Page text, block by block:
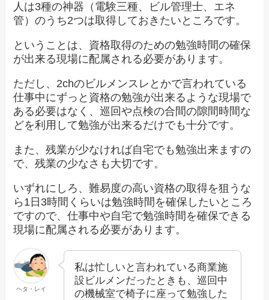
人は3種の神器（電験三種、ビル管理士、エネ
管）のうち2つは取得しておきたいところです。
ということは、資格取得のための勉強時間の確保
が出来る現場に配属される必要があります。
ただし、2chのビルメンスレとかで言われている
仕事中にずっと資格の勉強が出来るような現場で
ある必要はなく、巡回や点検の合間の隙間時間な
どを利用して勉強が出来るだけでも十分です。
また、残業が少なければ自宅でも勉強出来ますの
で、残業の少なさも大切です。
いずれにしろ、難易度の高い資格の取得を狙うな
ら1日3時間くらいは勉強時間を確保したいところ
ですので、仕事中や自宅で勉強時間を確保できる
現場に配属される必要があります。
ヘタ・レイ
私は忙しいと言われている商業施
設ビルメンだったときも、巡回中
の機械室で椅子に座って勉強した